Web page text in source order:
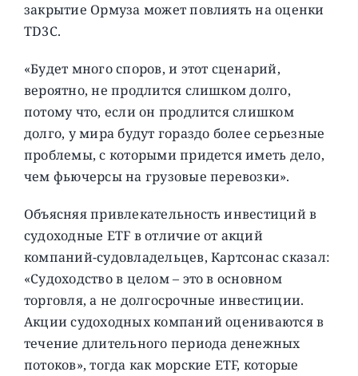
закрытие Ормуза может повлиять на оценки
TD3C.
«Будет много споров, и этот сценарий,
вероятно, не продлится слишком долго,
потому что, если он продлится слишком
долго, у мира будут гораздо более серьезные
проблемы, с которыми придется иметь дело,
чем фьючерсы на грузовые перевозки».
Объясняя привлекательность инвестиций в
судоходные ETF в отличие от акций
компаний-судовладельцев, Картсонас сказал:
«Судоходство в целом – это в основном
торговля, а не долгосрочные инвестиции.
Акции судоходных компаний оцениваются в
течение длительного периода денежных
потоков», тогда как морские ETF, которые